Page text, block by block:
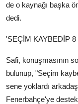
de o kaynağı başka
dedi.
'SEÇİM KAYBEDİP
Safi, konuşmasının
bulunup, "Seçim
sene yoklardı
Fenerbahçe'ye